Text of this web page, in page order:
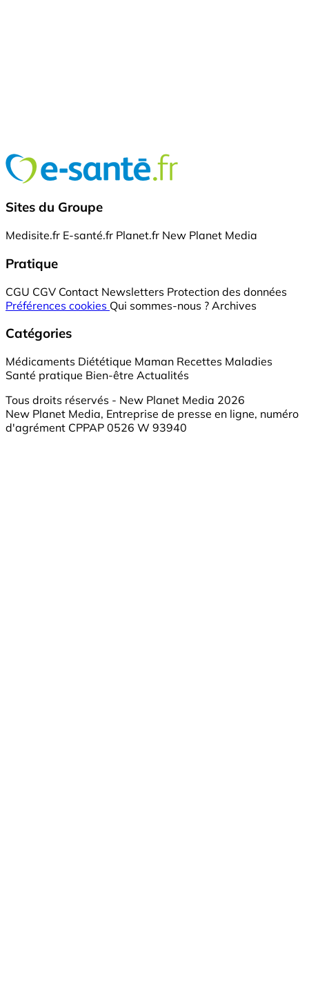
Sites du Groupe
Medisite.fr E-santé.fr Planet.fr New Planet Media
Pratique
CGU CGV Contact Newsletters Protection des données
Préférences cookies Qui sommes-nous ? Archives
Catégories
Médicaments Diététique Maman Recettes Maladies
Santé pratique Bien-être Actualités
Tous droits réservés - New Planet Media 2026
New Planet Media, Entreprise de presse en ligne, numéro
d'agrément CPPAP 0526 W 93940